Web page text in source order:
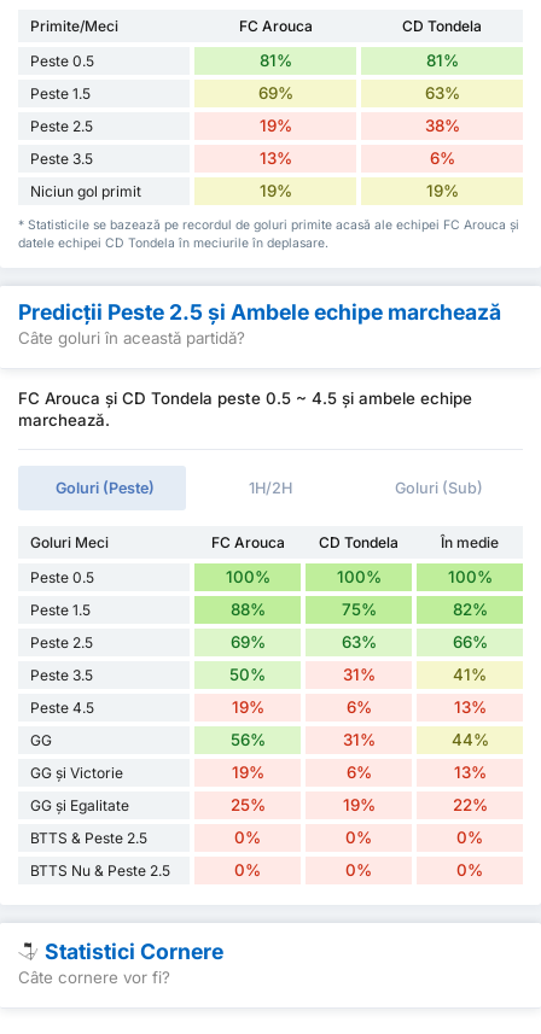
Primite/Meci FC Arouca
CD Tondela
Peste 0.5
81% 81%
Peste 1.5 69% 63%
Peste 2.5 19% 38%
Peste 3.5 13% 6%
Niciun gol primit 19% 19%
* Statisticile se bazează pe recordul de goluri primite acasă ale echipei FC Arouca și
datele echipei CD Tondela în meciurile în deplasare.
Predicții Peste 2.5 și Ambele echipe marchează
Câte goluri în această partidă?
FC Arouca și CD Tondela peste 0.5 ~ 4.5 și ambele echipe
marchează.
Goluri (Peste) 1H/2H Goluri (Sub)
Goluri Meci FC Arouca CD Tondela
În medie
Peste 0.5
100% 100% 100%
Peste 1.5 88% 75% 82%
Peste 2.5 69% 63% 66%
Peste 3.5 50% 31% 41%
Peste 4.5 19% 6% 13%
GG 56% 31% 44%
GG și Victorie 19% 6% 13%
GG și Egalitate 25% 19% 22%
BTTS & Peste 2.5 0% 0% 0%
BTTS Nu & Peste 2.5 0% 0% 0%
Statistici Cornere
Câte cornere vor fi?